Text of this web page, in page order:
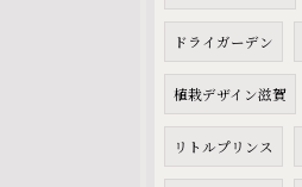
ドライガーデン
植栽デザイン滋賀
リトルプリンス